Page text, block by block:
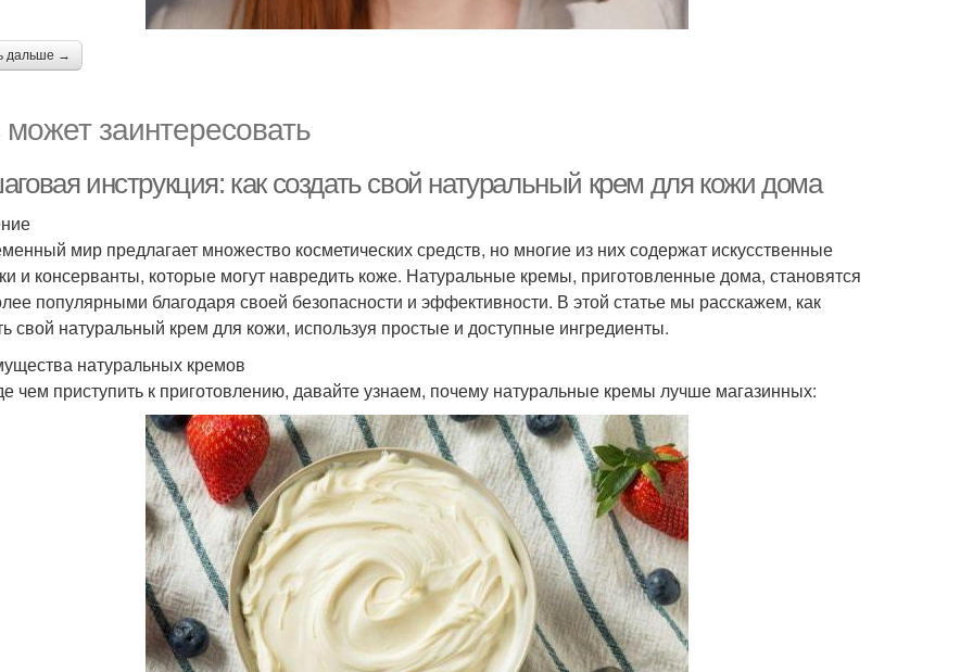
дальше →
заинтересовать
инструкция: как создать свой натуральный крем для кожи дома
мир предлагает множество косметических средств, но многие из них содержат искусственные
и консерванты, которые могут навредить коже. Натуральные кремы, приготовленные дома, становятся
популярными благодаря своей безопасности и эффективности. В этой статье мы расскажем, как
свой натуральный крем для кожи, используя простые и доступные ингредиенты.
натуральных кремов
чем приступить к приготовлению, давайте узнаем, почему натуральные кремы лучше магазинных: